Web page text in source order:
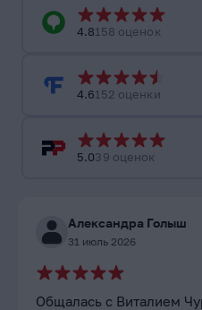
4.8158 оценок
4.6152 оценки
5.039 оценок
Александра Голыш
31 июль 2026
Общалась с Виталием